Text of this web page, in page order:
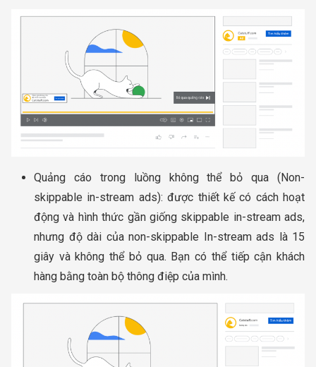
Quảng cáo trong luồng không thể bỏ qua (Non-
skippable in-stream ads): được thiết kế có cách hoạt
động và hình thức gần giống skippable in-stream ads,
nhưng độ dài của non-skippable In-stream ads là 15
giây và không thể bỏ qua. Bạn có thể tiếp cận khách
hàng bằng toàn bộ thông điệp của mình.